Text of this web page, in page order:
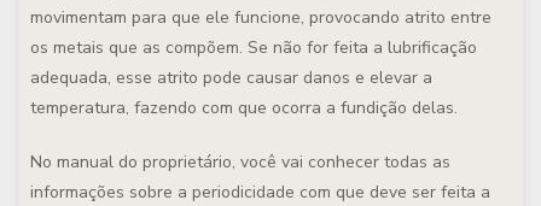
movimentam para que ele funcione, provocando atrito entre
os metais que as compõem. Se não for feita a lubrificação
adequada, esse atrito pode causar danos e elevar a
temperatura, fazendo com que ocorra a fundição delas.
No manual do proprietário, você vai conhecer todas as
informações sobre a periodicidade com que deve ser feita a